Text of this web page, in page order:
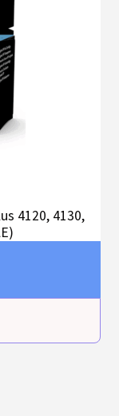
4120, 4130,